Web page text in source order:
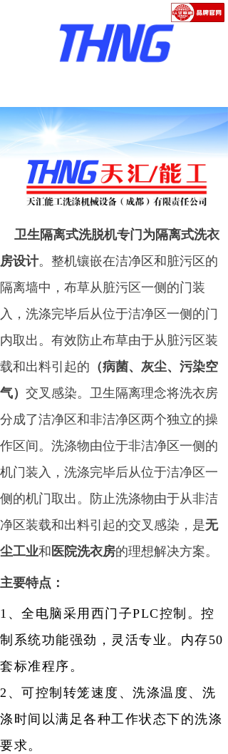
卫生隔离式洗脱机专门为隔离式洗衣
房设计。整机镶嵌在洁净区和脏污区的
隔离墙中，布草从脏污区一侧的门装
入，洗涤完毕后从位于洁净区一侧的门
内取出。有效防止布草由于从脏污区装
载和出料引起的 （病菌、灰尘、污染空
气） 交叉感染。卫生隔离理念将洗衣房
分成了洁净区和非洁净区两个独立的操
作区间。洗涤物由位于非洁净区一侧的
机门装入，洗涤完毕后从位于洁净区一
侧的机门取出。防止洗涤物由于从非洁
净区装载和出料引起的交叉感染，是无
尘工业和 医院洗衣房的理想解决方案。
主要特点：
1、全电脑采用西门子PLC控制。控
制系统功能强劲，灵活专业。内存50
套标准程序。
2、可控制转笼速度、洗涤温度、洗
涤时间以满足各种工作状态下的洗涤
要求。